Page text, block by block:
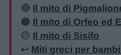
🔴 Il mito di
🟠 Il mito di Orfeo ed
🟡 Il mito di Sisifo
↩️ Miti greci per